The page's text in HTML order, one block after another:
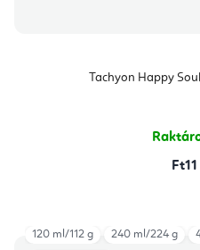
Tachyon Happy
120 ml/112 g 240 ml/224 g